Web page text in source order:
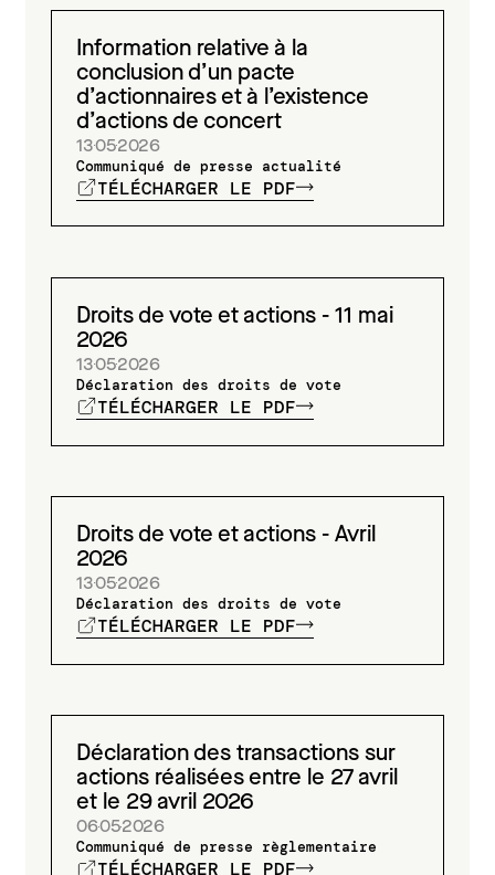
Information relative à la
conclusion d’un pacte
d’actionnaires et à l’existence
d’actions de concert
13052026
Communiqué de presse actualité
TÉLÉCHARGER LE PDF
Droits de vote et actions - 11 mai
2026
13052026
Déclaration des droits de vote
TÉLÉCHARGER LE PDF
Droits de vote et actions - Avril
2026
13052026
Déclaration des droits de vote
TÉLÉCHARGER LE PDF
Déclaration des transactions sur
actions réalisées entre le 27 avril
et le 29 avril 2026
06052026
Communiqué de presse règlementaire
TÉLÉCHARGER LE PDF